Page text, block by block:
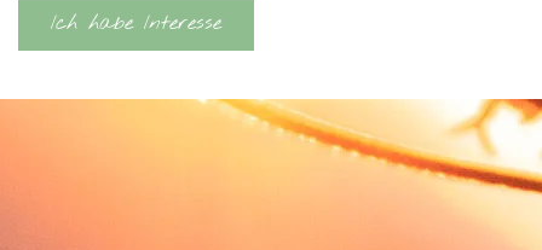
Ich habe Interesse